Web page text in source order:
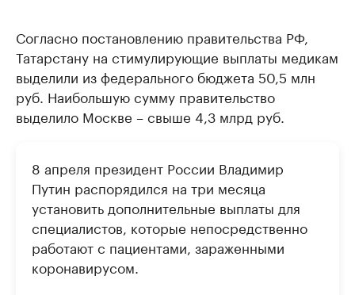
Согласно постановлению правительства РФ,
Татарстану на стимулирующие выплаты медикам
выделили из федерального бюджета 50,5 млн
руб. Наибольшую сумму правительство
выделило Москве – свыше 4,3 млрд руб.
8 апреля президент России Владимир
Путин распорядился на три месяца
установить дополнительные выплаты для
специалистов, которые непосредственно
работают с пациентами, зараженными
коронавирусом.